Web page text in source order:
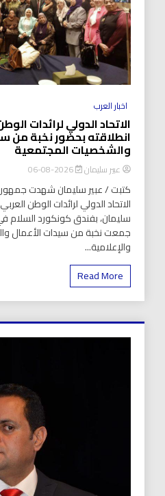
اخبار العرب
الاتحاد الدولي لرائدات
انطلاقته بحضور نخبة من
والشخصيات المجتمعية
عبير سليمان 2026-08-06
كتبت / عبير سليمان شهدت
الاتحاد الدولي لرائدات الوطن
سليمان، بفندق كونكورد السلام
جمعت نخبة من سيدات الأعمال
والإعلامية...
Read More